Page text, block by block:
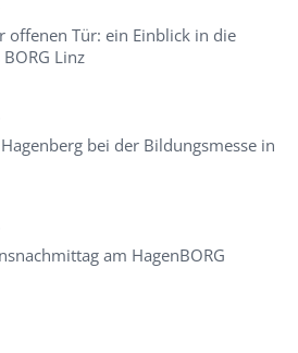
offenen Tür: ein Einblick in die
Linz
Hagenberg bei der Bildungsmesse in
am HagenBORG